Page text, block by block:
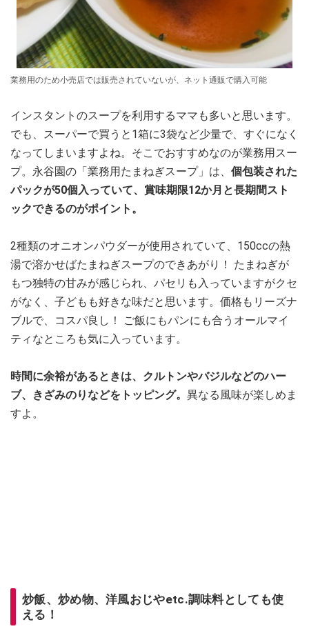
業務用のため小売店では販売されていないが、ネット通販で購入可能
インスタントのスープを利用するママも多いと思います。
でも、スーパーで買うと1箱に3袋など少量で、すぐになく
なってしまいますよね。そこでおすすめなのが業務用スー
プ。永谷園の「業務用たまねぎスープ」は、 個包装された
パックが50個入っていて、賞味期限12か月と長期間スト
ックできるのがポイント。
2種類のオニオンパウダーが使用されていて、150ccの熱
湯で溶かせばたまねぎスープのできあがり！ たまねぎが
もつ独特の甘みが感じられ、パセリも入っていますがクセ
がなく、子どもも好きな味だと思います。価格もリーズナ
ブルで、コスパ良し！ ご飯にもパンにも合うオールマイ
ティなところも気に入っています。
時間に余裕があるときは、クルトンやバジルなどのハー
ブ、きざみのりなどをトッピング。 異なる風味が楽しめま
すよ。
炒飯、炒め物、洋風おじやetc.調味料としても使
える！